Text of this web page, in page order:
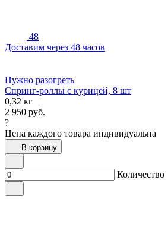
48
Доставим через 48 часов
Нужно разогреть
Спринг-роллы с курицей, 8 шт
0,32 кг
2 950 руб.
?
Цена каждого товара индивидуальна
В корзину
Количество